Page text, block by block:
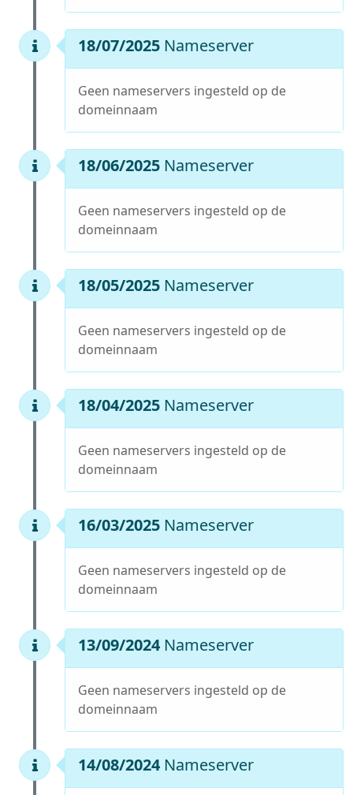
18/07/2025 Nameserver
Geen nameservers ingesteld op de
domeinnaam
18/06/2025 Nameserver
Geen nameservers ingesteld op de
domeinnaam
18/05/2025 Nameserver
Geen nameservers ingesteld op de
domeinnaam
18/04/2025 Nameserver
Geen nameservers ingesteld op de
domeinnaam
16/03/2025 Nameserver
Geen nameservers ingesteld op de
domeinnaam
13/09/2024 Nameserver
Geen nameservers ingesteld op de
domeinnaam
14/08/2024 Nameserver